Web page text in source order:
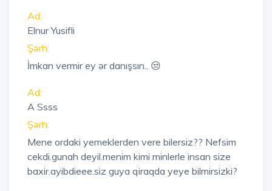
Ad:
Elnur Yusifli
Şərh:
İmkan vermir ey ər danışsın.. 😒
Ad:
A Ssss
Şərh:
Mene ordaki yemeklerden vere bilersiz?? Nefsim
cekdi.gunah deyil.menim kimi minlerle insan size
baxir.ayibdieee.siz guya qiraqda yeye bilmirsizki?